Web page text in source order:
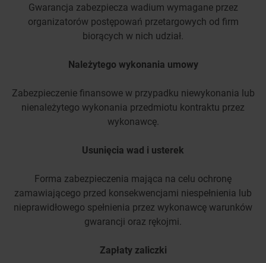
Gwarancja zabezpiecza wadium wymagane przez
organizatorów postępowań przetargowych od firm
biorących w nich udział.
Należytego wykonania umowy
Zabezpieczenie finansowe w przypadku niewykonania lub
nienależytego wykonania przedmiotu kontraktu przez
wykonawcę.
Usunięcia wad i usterek
Forma zabezpieczenia mająca na celu ochronę
zamawiającego przed konsekwencjami niespełnienia lub
nieprawidłowego spełnienia przez wykonawcę warunków
gwarancji oraz rękojmi.
Zapłaty zaliczki